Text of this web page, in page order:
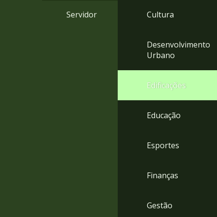
Servidor Cultura
Desenvolvimento
Urbano
Edificações
Educação
Esportes
Finanças
Gestão